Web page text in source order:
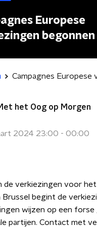
Europese
begonnen
het Oog op Morgen
2024 23:00 - 00:00
de verkiezingen voor
Brussel begint de
wijzen op een forse
partijen. Contact met